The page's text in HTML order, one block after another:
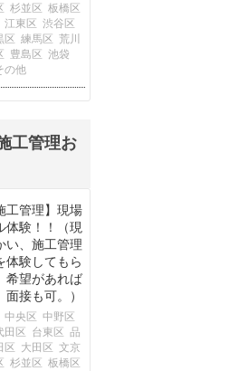
杉並区 板橋区
江東区 渋谷区
区 練馬区 荒川
豊島区 池袋
の他
工管理お
工管理】現場
体験！！（現
い、施工管理
体験してもら
希望があれば
面接も可。）
中央区 中野区
田区 台東区 品
区 大田区 文京
杉並区 板橋区